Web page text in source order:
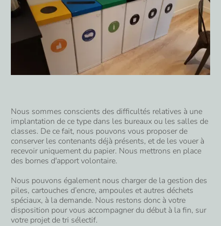
Nous sommes conscients des difficultés relatives à une
implantation de ce type dans les bureaux ou les salles de
classes. De ce fait, nous pouvons vous proposer de
conserver les contenants déjà présents, et de les vouer à
recevoir uniquement du papier. Nous mettrons en place
des bornes d'apport volontaire.
Nous pouvons également nous charger de la gestion des
piles, cartouches d’encre, ampoules et autres déchets
spéciaux, à la demande. Nous restons donc à votre
disposition pour vous accompagner du début à la fin, sur
votre projet de tri sélectif.